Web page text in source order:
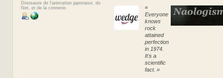
Dinosaure de l'animation japonaise, du
Net, et de la connerie.
«
Everyone
knows
rock
attained
perfection
in 1974.
It's a
scientific
fact. »